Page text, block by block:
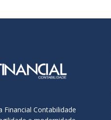
Financial Contabilidade